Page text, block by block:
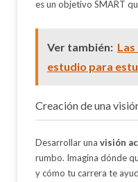
es un objetivo SMART
Ver también:
estudio para
Creación de una
Desarrollar una visión
rumbo. Imagina dónde
y cómo tu carrera te